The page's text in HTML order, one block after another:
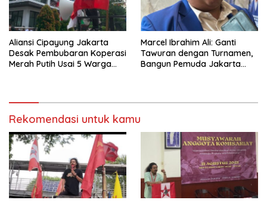
Aliansi Cipayung Jakarta
Desak Pembubaran Koperasi
Merah Putih Usai 5 Warga
Marcel Ibrahim Ali: Ganti
Tawuran dengan Turnamen,
Bangun Pemuda Jakarta
Rekomendasi untuk kamu